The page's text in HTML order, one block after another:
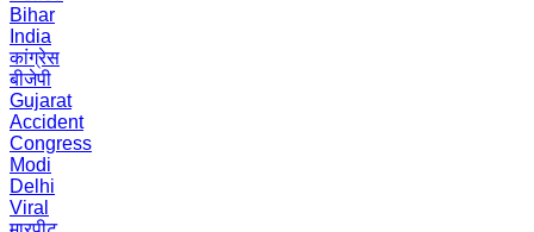
Bihar
India
कांग्रेस
बीजेपी
Gujarat
Accident
Congress
Modi
Delhi
Viral